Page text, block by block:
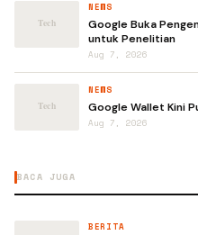
NEWS
Google Buka
untuk Penelitian
Aug 7, 2026
NEWS
Google Wallet Kini
Aug 7, 2026
BACA JUGA
BERITA